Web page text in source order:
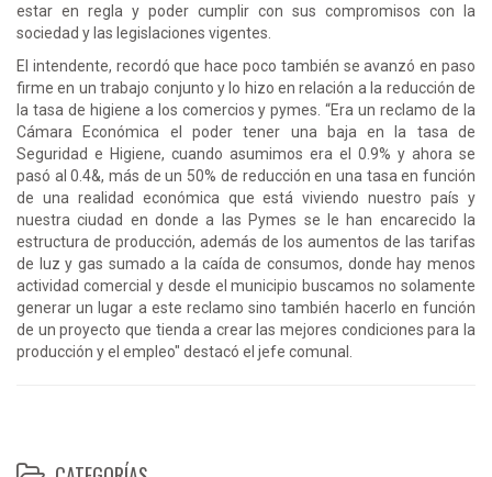
estar en regla y poder cumplir con sus compromisos con la
sociedad y las legislaciones vigentes.
El intendente, recordó que hace poco también se avanzó en paso
firme en un trabajo conjunto y lo hizo en relación a la reducción de
la tasa de higiene a los comercios y pymes. “Era un reclamo de la
Cámara Económica el poder tener una baja en la tasa de
Seguridad e Higiene, cuando asumimos era el 0.9% y ahora se
pasó al 0.4&, más de un 50% de reducción en una tasa en función
de una realidad económica que está viviendo nuestro país y
nuestra ciudad en donde a las Pymes se le han encarecido la
estructura de producción, además de los aumentos de las tarifas
de luz y gas sumado a la caída de consumos, donde hay menos
actividad comercial y desde el municipio buscamos no solamente
generar un lugar a este reclamo sino también hacerlo en función
de un proyecto que tienda a crear las mejores condiciones para la
producción y el empleo" destacó el jefe comunal.